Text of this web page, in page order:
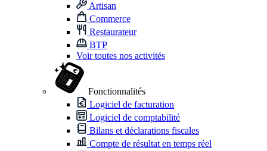
Artisan
Commerce
Restaurateur
BTP
Voir toutes nos activités
Fonctionnalités
Logiciel de facturation
Logiciel de comptabilité
Bilans et déclarations fiscales
Compte de résultat en temps réel